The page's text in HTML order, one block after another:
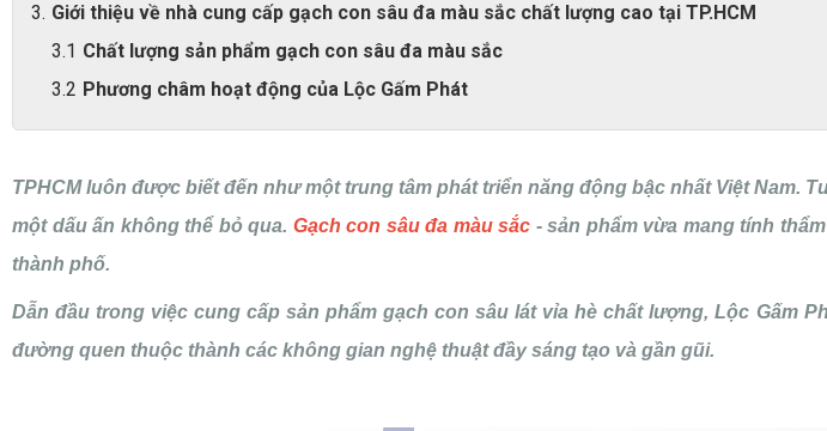
Giới thiệu về nhà cung cấp gạch con sâu đa màu sắc chất lượng cao tại TP.HCM
Chất lượng sản phẩm gạch con sâu đa màu sắc
Phương châm hoạt động của Lộc Gấm Phát
TPHCM luôn được biết đến như một trung tâm phát triển năng động bậc nhất Việt
một dấu ấn không thể bỏ qua. Gạch con sâu đa màu sắc - sản phẩm vừa mang tính
thành phố.
Dẫn đầu trong việc cung cấp sản phẩm gạch con sâu lát vỉa hè chất lượng, Lộc Gấm
đường quen thuộc thành các không gian nghệ thuật đầy sáng tạo và gần gũi.